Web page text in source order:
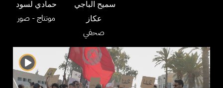
حمادي لسود
مونتاج- صور
عكاز
صحفي